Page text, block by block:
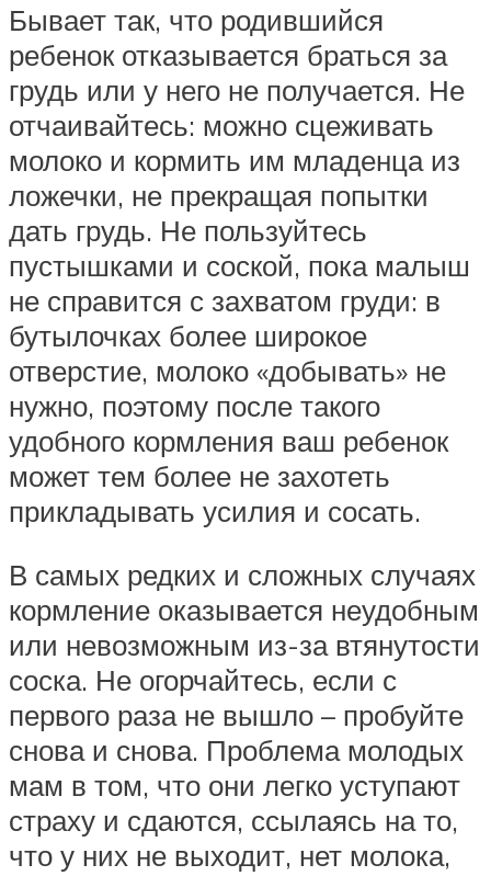
Бывает так, что родившийся
ребенок отказывается браться за
грудь или у него не получается. Не
отчаивайтесь: можно сцеживать
молоко и кормить им младенца из
ложечки, не прекращая попытки
дать грудь. Не пользуйтесь
пустышками и соской, пока малыш
не справится с захватом груди: в
бутылочках более широкое
отверстие, молоко «добывать» не
нужно, поэтому после такого
удобного кормления ваш ребенок
может тем более не захотеть
прикладывать усилия и сосать.
В самых редких и сложных случаях
кормление оказывается неудобным
или невозможным из-за втянутости
соска. Не огорчайтесь, если с
первого раза не вышло – пробуйте
снова и снова. Проблема молодых
мам в том, что они легко уступают
страху и сдаются, ссылаясь на то,
что у них не выходит, нет молока,